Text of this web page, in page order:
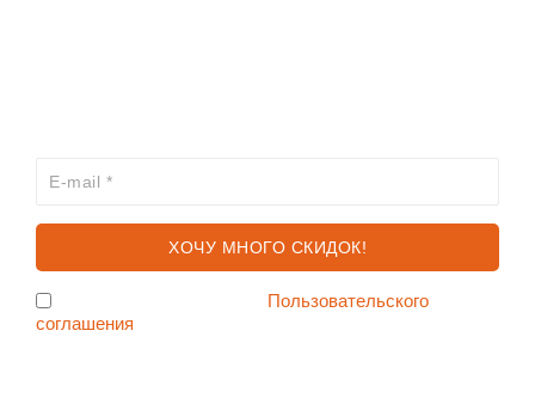
Пользовательского
соглашения